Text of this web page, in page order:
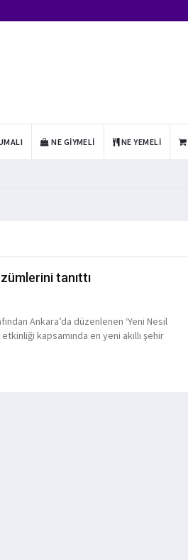
NE GIYMELI NE YEMELI
tanıttı
Ankara’da düzenlenen ‘Yeni Nesil
kapsamında en yeni akıllı şehir